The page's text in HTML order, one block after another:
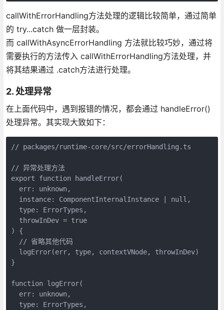
callWithErrorHandling方法处理的逻辑比较简单，通过简单
的 try...catch 做一层封装。
而 callWithAsyncErrorHandling 方法就比较巧妙，通过将
需要执行的方法传入 callWithErrorHandling方法处理，并
将其结果通过 .catch方法进行处理。
2. 处理异常
在上面代码中，遇到报错的情况，都会通过 handleError()
处理异常。其实现大致如下：
// packages/runtime-core/src/errorHandling.ts
// 异常处理方法
export function handleError(
  err: unknown,
  instance: ComponentInternalInstance | null,
  type: ErrorTypes,
  throwInDev = true
) {
  // 省略其他代码
  logError(err, type, contextVNode, throwInDev)
}
function logError(
  err: unknown,
  type: ErrorTypes,